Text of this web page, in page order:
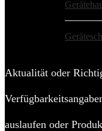
Aktualität oder
auslaufen oder